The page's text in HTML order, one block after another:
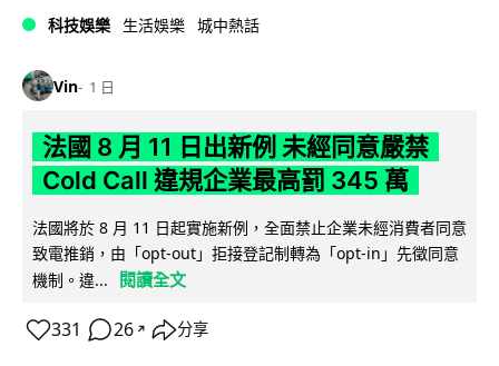
科技娛樂 生活娛樂 城中熱話
Vin 1 日
法國 8 月 11 日出新例 未經同意嚴禁
Cold Call 違規企業最高罰 345 萬
法國將於 8 月 11 日起實施新例，全面禁止企業未經消費者同意
致電推銷，由「opt-out」拒接登記制轉為「opt-in」先徵同意
機制。違...
閱讀全文
331 26 ↗ 分享